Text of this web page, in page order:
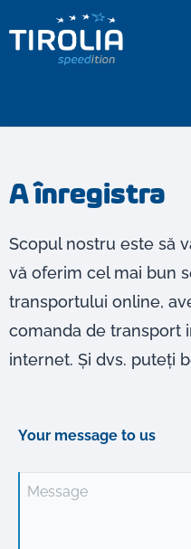
A înregistra
Scopul nostru este să
vă oferim cel mai bun
transportului online,
comanda de transport
internet. Și dvs. puteți
Your message to us
Message